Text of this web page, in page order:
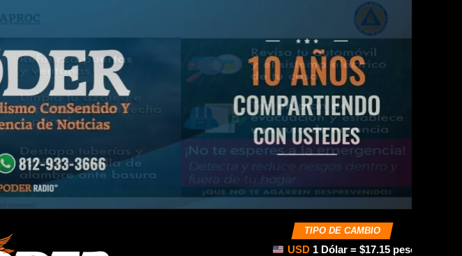
TIPO DE CAMBIO
USD 1 Dólar = $17.15 pesos